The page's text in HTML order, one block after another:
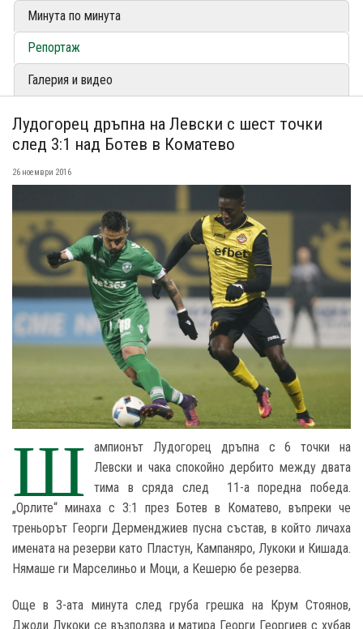
Минута по минута
Репортаж
Галерия и видео
Лудогорец дръпна на Левски с шест точки
след 3:1 над Ботев в Коматево
26 ноември 2016
Ш
ампионът Лудогорец дръпна с 6 точки на
Левски и чака спокойно дербито между двата
тима в сряда след 11-а поредна победа.
„Орлите“ минаха с 3:1 през Ботев в Коматево, въпреки че
треньорът Георги Дерменджиев пусна състав, в който личаха
имената на резерви като Пластун, Кампаняро, Лукоки и Кишада.
Нямаше ги Марселиньо и Моци, а Кешерю бе резерва.
Още в 3-ата минута след груба грешка на Крум Стоянов,
Джоди Лукоки се възползва и матира Георги Георгиев с хубав